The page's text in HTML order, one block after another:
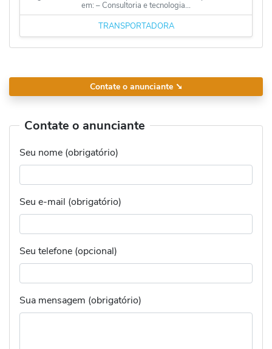
em: – Consultoria e tecnologia...
TRANSPORTADORA
Contate o anunciante ➘
Contate o anunciante
Seu nome (obrigatório)
Seu e-mail (obrigatório)
Seu telefone (opcional)
Sua mensagem (obrigatório)